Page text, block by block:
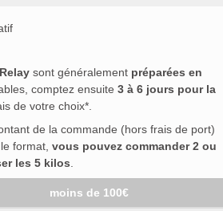
sont généralement préparées en
comptez ensuite 3 à 6 jours pour la
de votre choix*.
de la commande (hors frais de port)
format, vous pouvez commander 2 ou
les 5 kilos
moins de 100€